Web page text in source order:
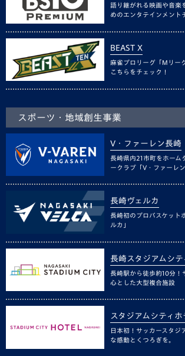
語り継がれる映画や音楽
めのエンタテインメント
BEAST X
麻雀プロリーグ「Mリー
こちらをチェック！
スポーツ・地域創生事業
V・ファーレン長崎
長崎県内21市町をホーム
ークラブ「V・ファーレン
長崎ヴェルカ
長崎初のプロバスケット
ルカ」
長崎スタジアムシテ
長崎駅から徒歩約10分！
心とした大型複合施設
スタジアムシティホ
日本初！サッカースタジ
な感動とくつろぎを。